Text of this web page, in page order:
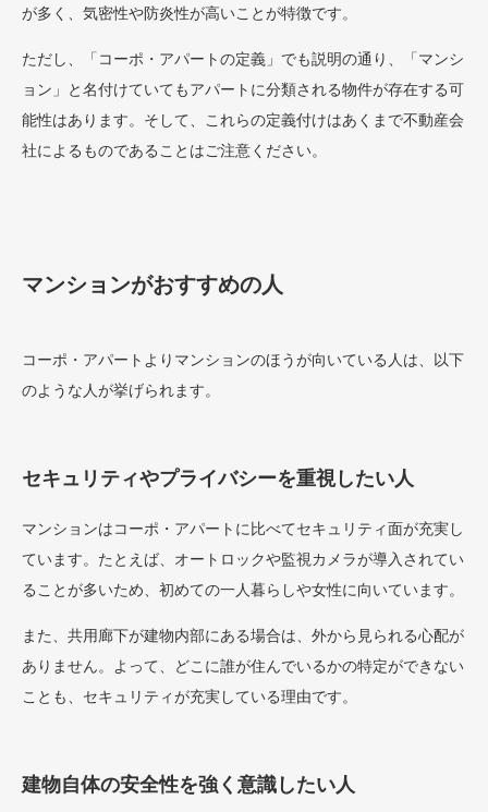
が多く、気密性や防炎性が高いことが特徴です。
ただし、「コーポ・アパートの定義」でも説明の通り、「マンシ
ョン」と名付けていてもアパートに分類される物件が存在する可
能性はあります。そして、これらの定義付けはあくまで不動産会
社によるものであることはご注意ください。
マンションがおすすめの人
コーポ・アパートよりマンションのほうが向いている人は、以下
のような人が挙げられます。
セキュリティやプライバシーを重視したい人
マンションはコーポ・アパートに比べてセキュリティ面が充実し
ています。たとえば、オートロックや監視カメラが導入されてい
ることが多いため、初めての一人暮らしや女性に向いています。
また、共用廊下が建物内部にある場合は、外から見られる心配が
ありません。よって、どこに誰が住んでいるかの特定ができない
ことも、セキュリティが充実している理由です。
建物自体の安全性を強く意識したい人